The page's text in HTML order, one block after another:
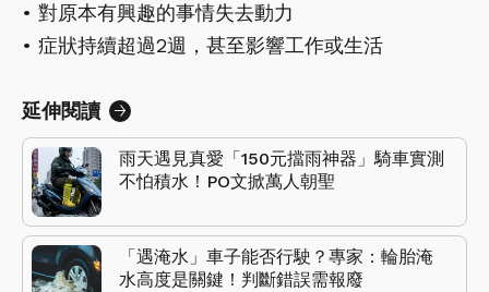
• 對原本有興趣的事情失去動力
• 症狀持續超過2週，甚至影響工作或生活
延伸閱讀
雨天遇見真愛「150元擋雨神器」騎車實測
不怕積水！PO文掀萬人朝聖
「遇淹水」車子能否行駛？專家：輪胎淹
水高度是關鍵！判斷錯誤需報廢